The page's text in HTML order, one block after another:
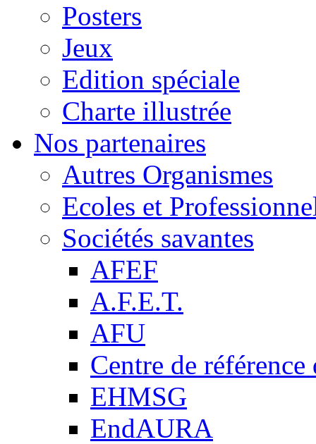
Posters
Jeux
Edition spéciale
Charte illustrée
Nos partenaires
Autres Organismes
Ecoles et
Sociétés savantes
AFEF
A.F.E.T.
AFU
Centre de
EHMSG
EndAURA